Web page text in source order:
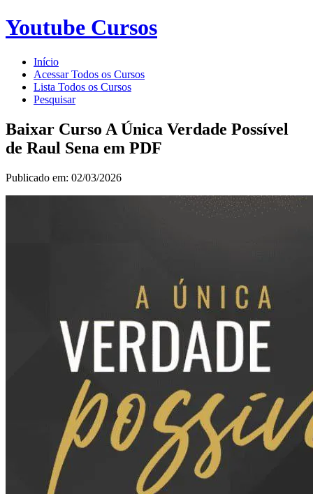
Youtube Cursos
Início
Acessar Todos os Cursos
Lista Todos os Cursos
Pesquisar
Baixar Curso A Única Verdade Possível
de Raul Sena em PDF
Publicado em: 02/03/2026